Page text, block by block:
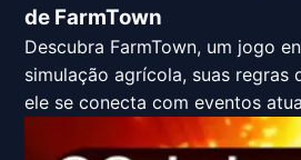
de FarmTown
Descubra FarmTown, um jogo
simulação agrícola, suas regras
ele se conecta com eventos